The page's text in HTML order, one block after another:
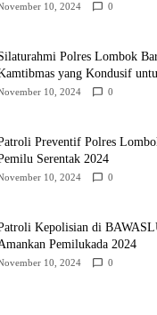
10, 2024 0
Polres Lombok
yang Kondusif
10, 2024 0
Preventif Polres
Serentak 2024
10, 2024 0
Kepolisian di
Pemilukada 2024
10, 2024 0